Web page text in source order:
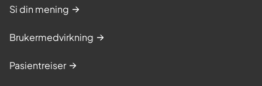
Si din mening
Brukermedvirkning
Pasientreiser